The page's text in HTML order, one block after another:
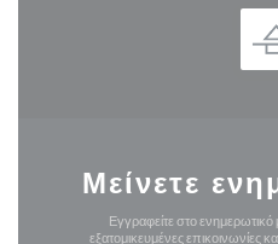
Μείνετε
Εγγραφείτε στο ενημερωτικό
εξατομικευμένες επικοινωνίες